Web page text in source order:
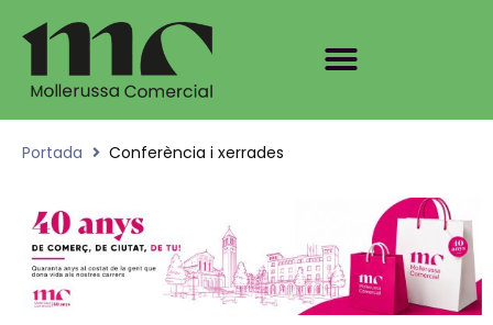
Portada Conferència i xerrades